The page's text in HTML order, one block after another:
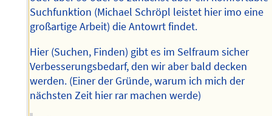
Suchfunktion (Michael Schröpl leistet hier imo eine
großartige Arbeit) die Antowrt findet.
Hier (Suchen, Finden) gibt es im Selfraum sicher
Verbesserungsbedarf, den wir aber bald decken
werden. (Einer der Gründe, warum ich mich der
nächsten Zeit hier rar machen werde)